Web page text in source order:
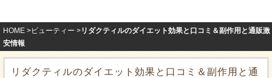
HOME ビューティー
リダクティルのダイエット効果と口コミ＆副作用と通販激
安情報
リダクティルのダイエット効果と口コミ＆副作用と通